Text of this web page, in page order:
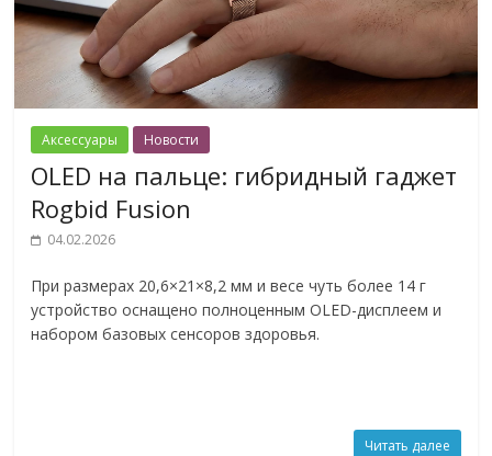
Аксессуары Новости
OLED на пальце: гибридный гаджет
Rogbid Fusion
04.02.2026
При размерах 20,6×21×8,2 мм и весе чуть более 14 г
устройство оснащено полноценным OLED-дисплеем и
набором базовых сенсоров здоровья.
Читать далее